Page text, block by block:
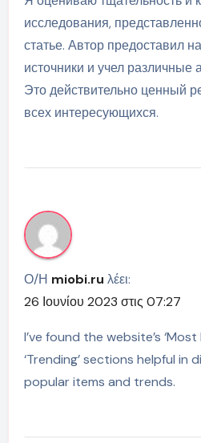
исследования,
статье. Автор предоставил
источники и учел различные
Это действительно ценный
всех интересующихся.
Ο/Η miobi.ru λέει:
26 Ιουνίου 2023 στις 07:27
I’ve found the website’s ‘Most
‘Trending’ sections helpful in
popular items and trends.